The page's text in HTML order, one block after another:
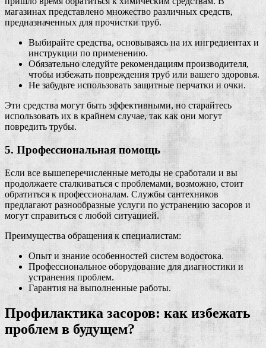
магазинах представлено множество различных средств,
предназначенных для прочистки труб.
Выбирайте средства, основываясь на их ингредиентах и
инструкции по применению.
Обязательно следуйте рекомендациям производителя,
чтобы избежать повреждения труб или вашего здоровья.
Не забудьте использовать защитные перчатки и очки.
Эти средства могут быть эффективными, но старайтесь
использовать их в крайнем случае, так как они могут
повредить трубы.
5. Профессиональная помощь
Если все вышеперечисленные методы не сработали и вы
продолжаете сталкиваться с проблемами, возможно, стоит
обратиться к профессионалам. Службы сантехников
предлагают разнообразные услуги по устранению засоров и
могут справиться с любой ситуацией.
Преимущества обращения к специалистам:
Опыт и знание особенностей систем водостока.
Профессиональное оборудование для диагностики и
устранения проблем.
Гарантия на выполненные работы.
Профилактика засоров: как избежать
проблем в будущем?